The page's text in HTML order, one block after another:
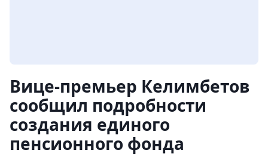
Вице-премьер Келимбетов
сообщил подробности
создания единого
пенсионного фонда